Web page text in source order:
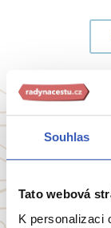
Souhlas
Tato webová
K personalizaci